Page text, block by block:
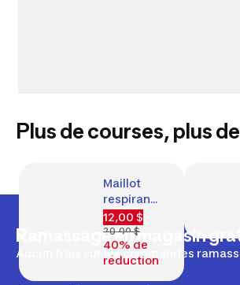
Plus de courses, plus
Maillot
respirant
manches
longues
de
course
12,00 $
20,00 $
40% de
réduction
Ramassage en magasin
Aucun frais sur les commandes